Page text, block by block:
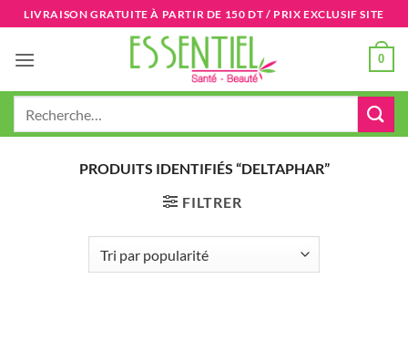
Passer
au
contenu
LIVRAISON GRATUITE À PARTIR DE 150 DT / PRIX EXCLUSIF SITE
0
PRODUITS IDENTIFIÉS “DELTAPHAR”
FILTRER